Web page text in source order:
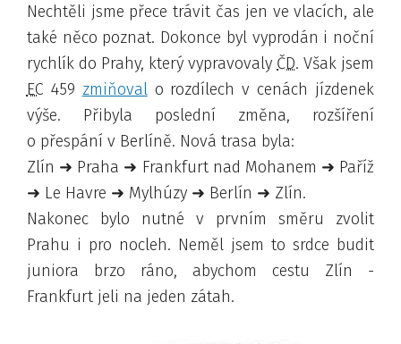
Nechtěli jsme přece trávit čas jen ve vlacích, ale
také něco poznat. Dokonce byl vyprodán i noční
rychlík do Prahy, který vypravovaly ČD. Však jsem
EC 459 zmiňovalo rozdílech v cenách jízdenek
výše. Přibyla poslední změna, rozšíření
o přespání v Berlíně. Nová trasa byla:
Zlín ➜ Praha ➜ Frankfurt nad Mohanem ➜ Paříž
➜ Le Havre ➜ Mylhúzy ➜ Berlín ➜ Zlín.
Nakonec bylo nutné v prvním směru zvolit
Prahu i pro nocleh. Neměl jsem to srdce budit
juniora brzo ráno, abychom cestu Zlín -
Frankfurt jeli na jeden zátah.